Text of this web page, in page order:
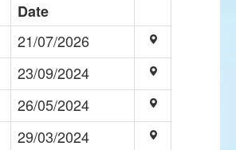
Date
21/07/2026
23/09/2024
26/05/2024
29/03/2024